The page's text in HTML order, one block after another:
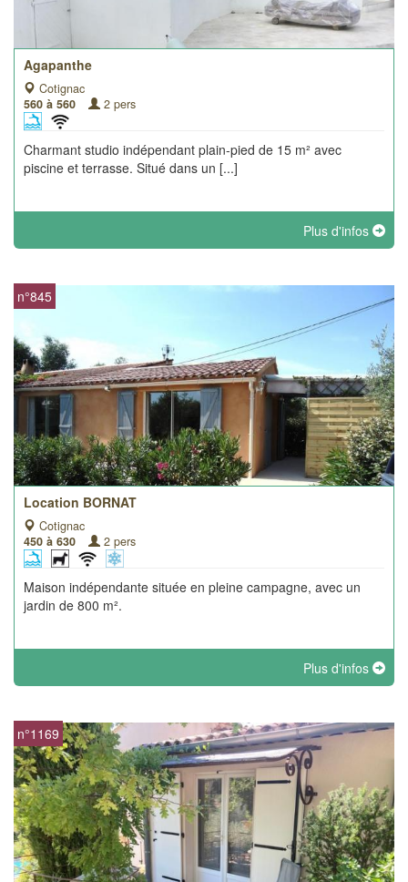
Agapanthe
Cotignac
560 à 560
2 pers
Charmant studio indépendant plain-pied de 15 m² avec
piscine et terrasse. Situé dans un [...]
Plus d'infos
Location BORNAT
Cotignac
450 à 630
2 pers
Maison indépendante située en pleine campagne, avec un
jardin de 800 m².
Plus d'infos
n°845
n°1169